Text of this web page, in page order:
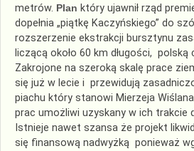
metrów. Plan który ujawnił rząd
dopełnia „piątkę Kaczyńskiego” do
rozszerzenie ekstrakcji bursztynu
liczącą około 60 km długości, polską
Zakrojone na szeroką skalę prace
się już w lecie i przewidują
piachu który stanowi Mierzeja
prac umożliwi uzyskany w ich trakcie
Istnieje nawet szansa że projekt
się finansową nadwyżką ponieważ